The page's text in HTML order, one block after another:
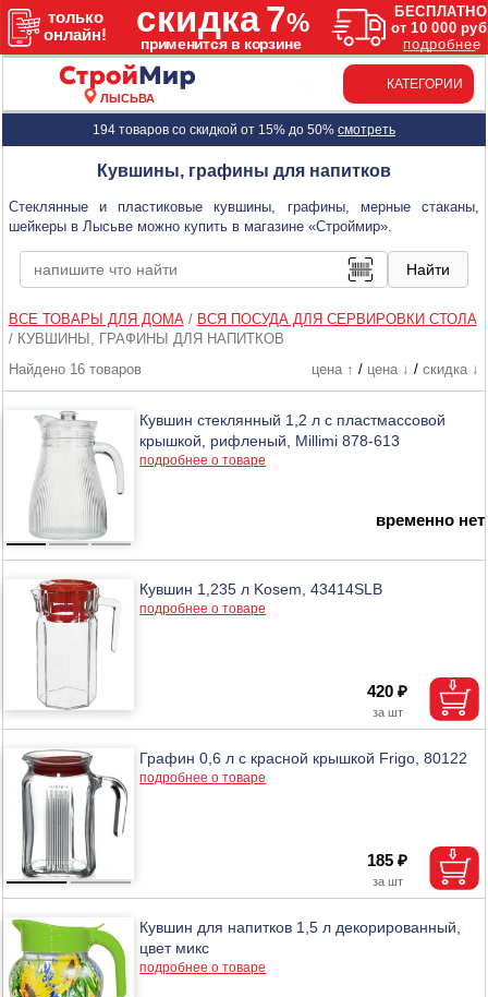
ЛЫСЬВА
КАТЕГОРИИ
194 товаров со скидкой от 15% до 50% смотреть
Кувшины, графины для напитков
Стеклянные и пластиковые кувшины, графины, мерные стаканы,
шейкеры в Лысьве можно купить в магазине «Строймир».
ВСЕ ТОВАРЫ ДЛЯ ДОМА/ ВСЯ ПОСУДА ДЛЯ СЕРВИРОВКИ СТОЛА
/ КУВШИНЫ, ГРАФИНЫ ДЛЯ НАПИТКОВ
Найдено 16 товаров
цена ↑ / цена ↓ / скидка ↓
Кувшин стеклянный 1,2 л с пластмассовой
крышкой, рифленый, Millimi 878-613
подробнее о товаре
временно нет
Кувшин 1,235 л Kosem, 43414SLB
подробнее о товаре
420 ₽
Графин 0,6 л с красной крышкой Frigo, 80122
подробнее о товаре
185 ₽
Кувшин для напитков 1,5 л декорированный,
цвет микс
подробнее о товаре